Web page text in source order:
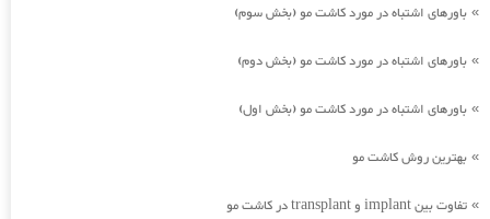
» باورهای اشتباه در مورد کاشت مو (بخش سوم)
» باورهای اشتباه در مورد کاشت مو (بخش دوم)
» باورهای اشتباه در مورد کاشت مو (بخش اول)
» بهترین روش کاشت مو
» تفاوت بین implant و transplant در کاشت مو